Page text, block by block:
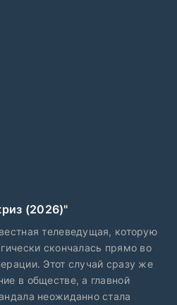
(2026)"
телеведущая, которую
скончалась прямо во
Этот случай сразу же
в обществе, а главной
неожиданно стала